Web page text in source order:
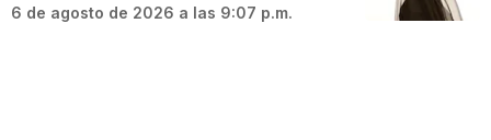
6 de agosto de 2026 a las 9:07 p.m.